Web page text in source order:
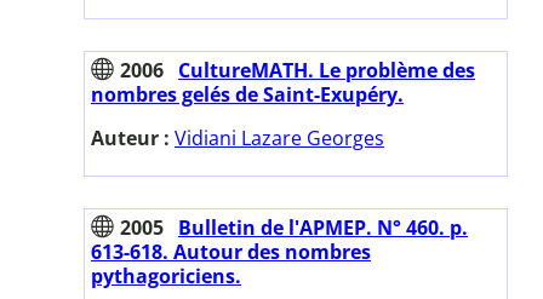
2006 CultureMATH. Le problème des
nombres gelés de Saint-Exupéry.
Auteur : Vidiani Lazare Georges
2005 Bulletin de l'APMEP. N° 460. p.
613-618. Autour des nombres
pythagoriciens.